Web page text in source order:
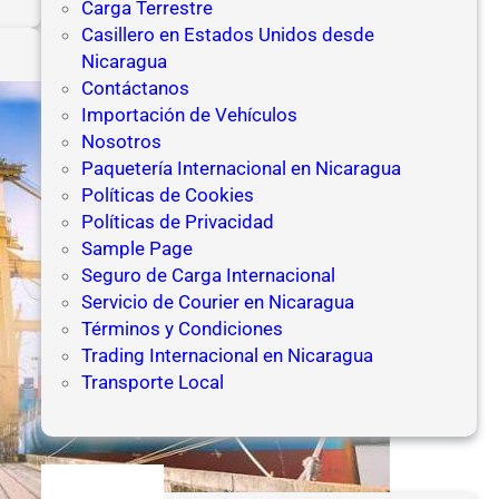
Carga Terrestre
Casillero en Estados Unidos desde
Nicaragua
Contáctanos
Importación de Vehículos
Nosotros
Paquetería Internacional en Nicaragua
Políticas de Cookies
Políticas de Privacidad
Sample Page
Seguro de Carga Internacional
Servicio de Courier en Nicaragua
Términos y Condiciones
Trading Internacional en Nicaragua
Transporte Local